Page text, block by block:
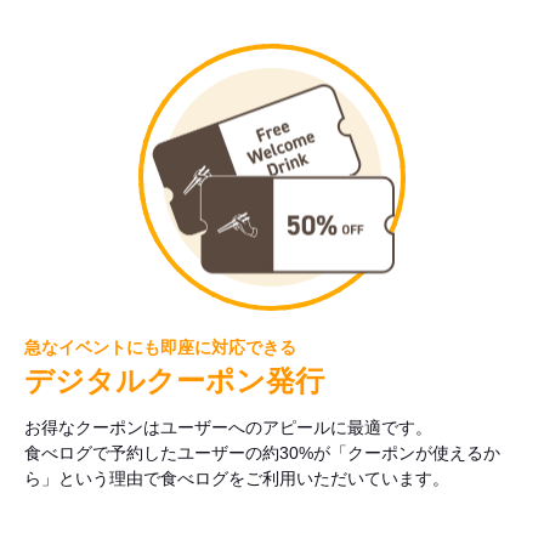
急なイベントにも即座に対応できる
デジタルクーポン発行
お得なクーポンはユーザーへのアピールに最適です。
食べログで予約したユーザーの約30%が「クーポンが使えるか
ら」という理由で食べログをご利用いただいています。